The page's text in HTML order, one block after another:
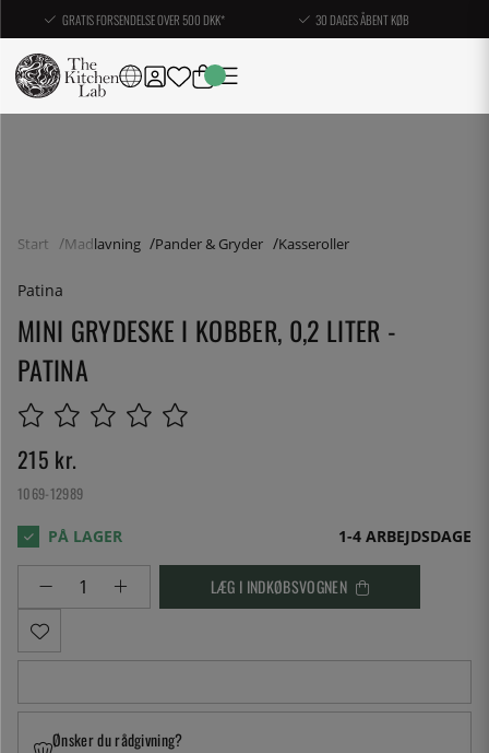
GRATIS FORSENDELSE OVER 500 DKK* 30 DAGES ÅBENT KØB
Start Madlavning Pander & Gryder Kasseroller
Patina
MINI GRYDESKE I KOBBER, 0,2 LITER -
PATINA
215 kr.
1069-12989
1-4 ARBEJDSDAGE
LÆG I INDKØBSVOGNEN
Ønsker du rådgivning?